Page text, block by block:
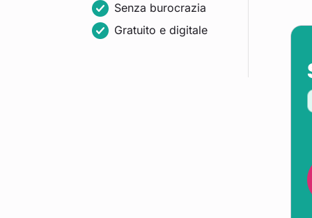
Senza burocrazia
Gratuito e digitale